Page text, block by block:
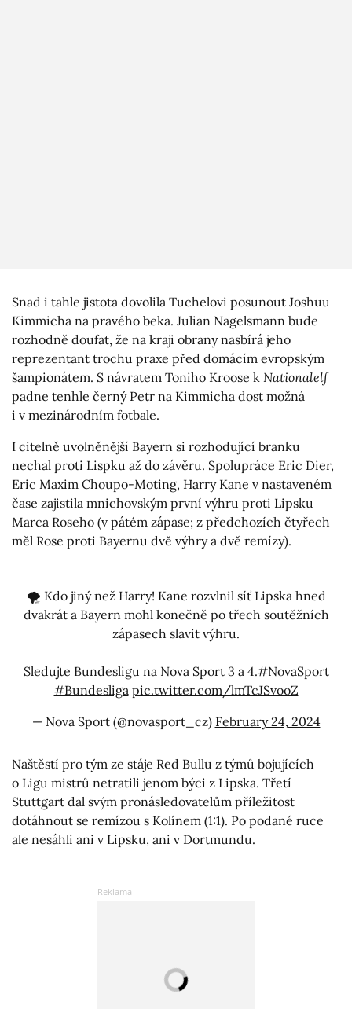
Snad i tahle jistota dovolila Tuchelovi posunout Joshuu
Kimmicha na pravého beka. Julian Nagelsmann bude
rozhodně doufat, že na kraji obrany nasbírá jeho
reprezentant trochu praxe před domácím evropským
šampionátem. S návratem Toniho Kroose k Nationalelf
padne tenhle černý Petr na Kimmicha dost možná
i v mezinárodním fotbale.
I citelně uvolněnější Bayern si rozhodující branku
nechal proti Lispku až do závěru. Spolupráce Eric Dier,
Eric Maxim Choupo-Moting, Harry Kane v nastaveném
čase zajistila mnichovským první výhru proti Lipsku
Marca Roseho (v pátém zápase; z předchozích čtyřech
měl Rose proti Bayernu dvě výhry a dvě remízy).
🌪️ Kdo jiný než Harry! Kane rozvlnil síť Lipska hned
dvakrát a Bayern mohl konečně po třech soutěžních
zápasech slavit výhru.
Sledujte Bundesligu na Nova Sport 3 a 4.#NovaSport
#Bundesliga pic.twitter.com/lmTcJSvooZ
— Nova Sport (@novasport_cz) February 24, 2024
Naštěstí pro tým ze stáje Red Bullu z týmů bojujících
o Ligu mistrů netratili jenom býci z Lipska. Třetí
Stuttgart dal svým pronásledovatelům příležitost
dotáhnout se remízou s Kolínem (1:1). Po podané ruce
ale nesáhli ani v Lipsku, ani v Dortmundu.